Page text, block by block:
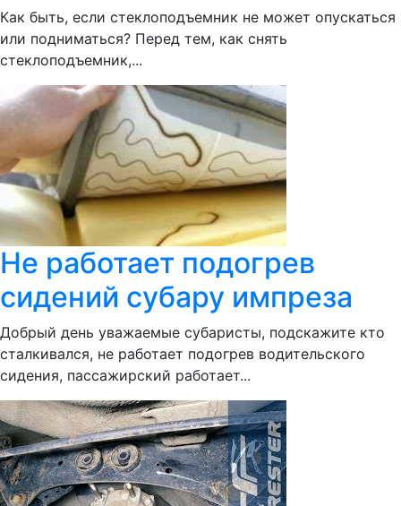
Как быть, если стеклоподъемник не может опускаться
или подниматься? Перед тем, как снять
стеклоподъемник,...
Не работает подогрев
сидений субару импреза
Добрый день уважаемые субаристы, подскажите кто
сталкивался, не работает подогрев водительского
сидения, пассажирский работает...